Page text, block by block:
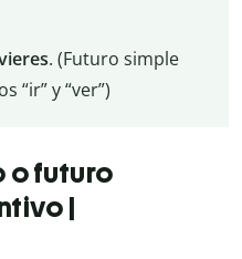
. (Futuro simple
“ir” y “ver”)
o futuro
|